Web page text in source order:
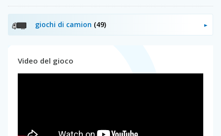
giochi di camion (49)
Video del gioco